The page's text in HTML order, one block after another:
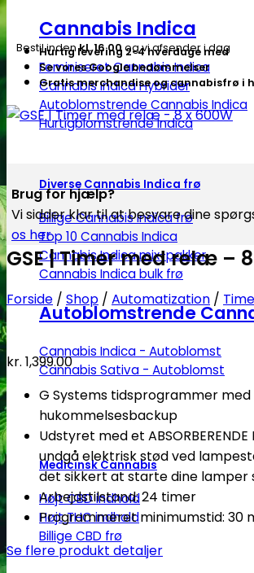
Cannabis Indica
Feminiseret Cannabis Indica
Cannabis Indica Hybrider
Autoblomstrende Cannabis Indica
Hurtigblomstrende Indica
Diverse Cannabis Indica frø
Billige Cannabis Indica frø
Top 10 Cannabis Indica
Cannabis Indica mix-pakker
Cannabis Indica bulk frø
Autoblomstrende
Cannabis Indica - Autoblomst
Cannabis Sativa - Autoblomst
Medicinsk Cannabis
Højt CBD indhold
Højt THC indhold
Billige CBD frø
Bestil indenkl. 16.00og vi afsender i dag
Hurtig levering 2-4 hverdage med
Se vores Google bedømmelser
Gratis merchandise og cannabisfrø i
Brug for hjælp?
Vi sidder klar til at besvare dine
os her
GSE | Timer med relæ –
Forside / Shop / Automatization /
kr. 1,399.00
G Systems tidsprogrammer med
hukommelsesbackup
Udstyret med et
undgå elektrisk stød ved
det sikkert at starte dine lamper
Arbejdstilstand: 24 timer
Programmeret minimumstid: 30
Se flere produkt detaljer